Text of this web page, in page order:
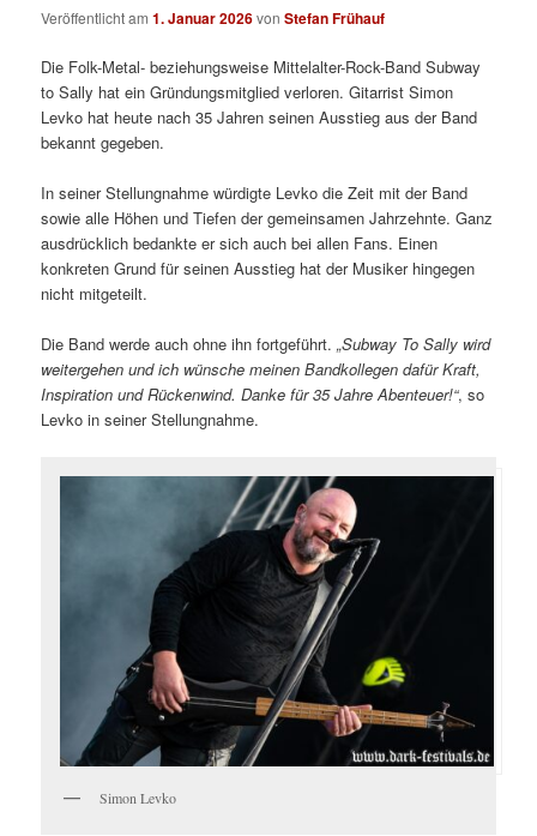
Veröffentlicht am1. Januar 2026vonStefan Frühauf
Die Folk-Metal- beziehungsweise Mittelalter-Rock-Band Subway
to Sally hat ein Gründungsmitglied verloren. Gitarrist Simon
Levko hat heute nach 35 Jahren seinen Ausstieg aus der Band
bekannt gegeben.
In seiner Stellungnahme würdigte Levko die Zeit mit der Band
sowie alle Höhen und Tiefen der gemeinsamen Jahrzehnte. Ganz
ausdrücklich bedankte er sich auch bei allen Fans. Einen
konkreten Grund für seinen Ausstieg hat der Musiker hingegen
nicht mitgeteilt.
Die Band werde auch ohne ihn fortgeführt.„Subway To Sally wird
weitergehen und ich wünsche meinen Bandkollegen dafür Kraft,
Inspiration und Rückenwind. Danke für 35 Jahre Abenteuer!“, so
Levko in seiner Stellungnahme.
Simon Levko